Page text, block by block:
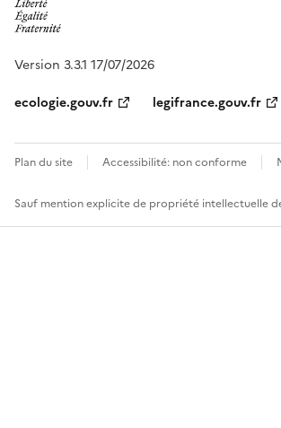
Version 3.3.1 17/07/2026
ecologie.gouv.fr
legifrance.gouv.fr
Plan du site Accessibilité: non conforme
Sauf mention explicite de propriété intellectuelle